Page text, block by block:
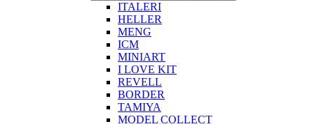
ITALERI
HELLER
MENG
ICM
MINIART
I LOVE KIT
REVELL
BORDER
TAMIYA
MODEL COLLECT